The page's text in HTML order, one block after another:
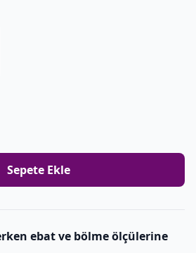
Sepete Ekle
ebat ve bölme ölçülerine